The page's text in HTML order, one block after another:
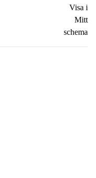
Visa i
Mitt
schema